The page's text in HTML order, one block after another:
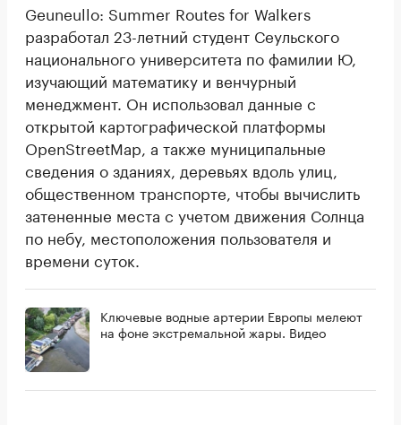
Geuneullo: Summer Routes for Walkers
разработал 23-летний студент Сеульского
национального университета по фамилии Ю,
изучающий математику и венчурный
менеджмент. Он использовал данные с
открытой картографической платформы
OpenStreetMap, а также муниципальные
сведения о зданиях, деревьях вдоль улиц,
общественном транспорте, чтобы вычислить
затененные места с учетом движения Солнца
по небу, местоположения пользователя и
времени суток.
Ключевые водные артерии Европы мелеют
на фоне экстремальной жары. Видео